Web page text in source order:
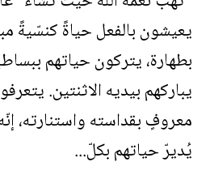
يعيشون بالفعل حياةً كنسّيةً
بطهارة، يتركون حياتهم
يباركهم بيديه الاثنتين.
معروفٍ بقداسته واستنارته،
يُديرّ حياتهم بكلّ...